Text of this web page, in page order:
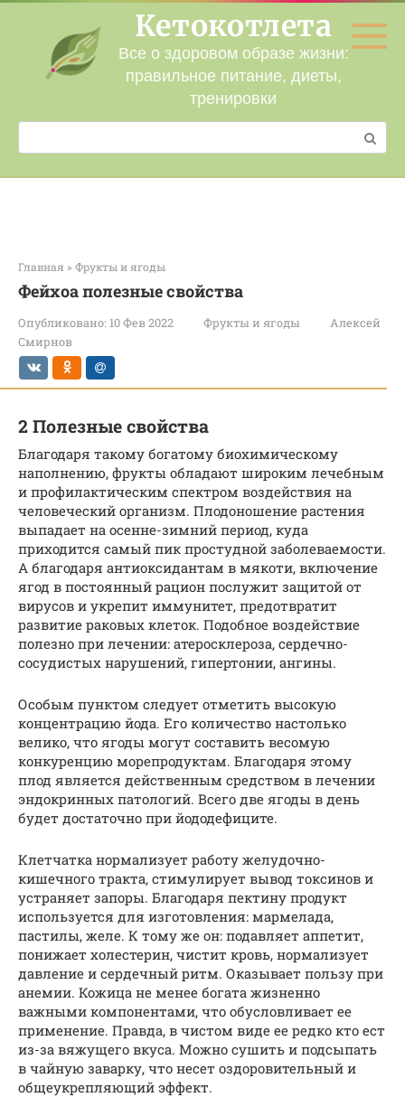
Перейти
контенту
Кетокотлета
Все о здоровом образе жизни:
правильное питание, диеты,
тренировки
Поиск:
Главная » Фрукты и ягоды
Фейхоа полезные свойства
Опубликовано: 10 Фев 2022 Фрукты и ягоды
Алексей
Смирнов
2 Полезные свойства
Благодаря такому богатому биохимическому
наполнению, фрукты обладают широким лечебным
и профилактическим спектром воздействия на
человеческий организм. Плодоношение растения
выпадает на осенне-зимний период, куда
приходится самый пик простудной заболеваемости.
А благодаря антиоксидантам в мякоти, включение
ягод в постоянный рацион послужит защитой от
вирусов и укрепит иммунитет, предотвратит
развитие раковых клеток. Подобное воздействие
полезно при лечении: атеросклероза, сердечно-
сосудистых нарушений, гипертонии, ангины.
Особым пунктом следует отметить высокую
концентрацию йода. Его количество настолько
велико, что ягоды могут составить весомую
конкуренцию морепродуктам. Благодаря этому
плод является действенным средством в лечении
эндокринных патологий. Всего две ягоды в день
будет достаточно при йододефиците.
Клетчатка нормализует работу желудочно-
кишечного тракта, стимулирует вывод токсинов и
устраняет запоры. Благодаря пектину продукт
используется для изготовления: мармелада,
пастилы, желе. К тому же он: подавляет аппетит,
понижает холестерин, чистит кровь, нормализует
давление и сердечный ритм. Оказывает пользу при
анемии. Кожица не менее богата жизненно
важными компонентами, что обусловливает ее
применение. Правда, в чистом виде ее редко кто ест
из-за вяжущего вкуса. Можно сушить и подсыпать
в чайную заварку, что несет оздоровительный и
общеукрепляющий эффект.